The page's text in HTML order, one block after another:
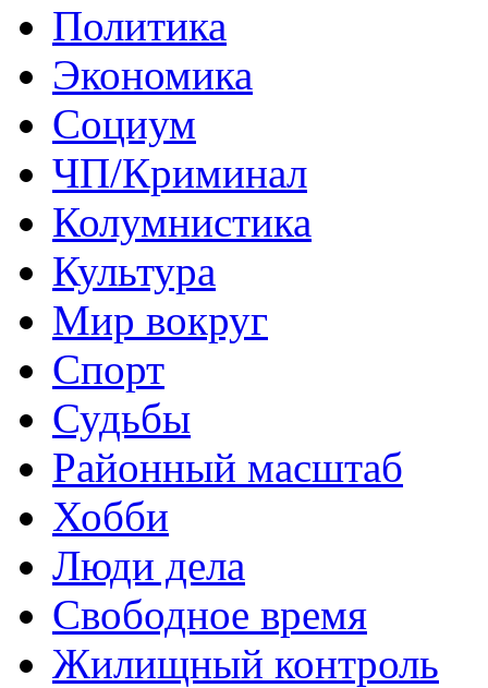
Политика
Экономика
Социум
ЧП/Криминал
Колумнистика
Культура
Мир вокруг
Спорт
Судьбы
Районный масштаб
Хобби
Люди дела
Свободное время
Жилищный контроль